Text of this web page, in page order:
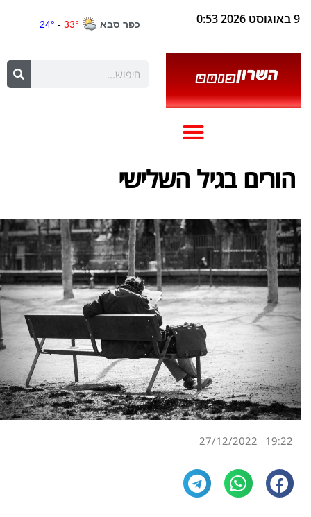
9 באוגוסט 2026 0:53
הורים בגיל השלישי
19:22
27/12/2022